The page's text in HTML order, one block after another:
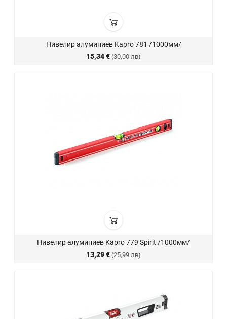
Нивелир алуминиев Kapro 781 /1000мм/
15,34 € (30,00 лв)
Нивелир алуминиев Kapro 779 Spirit /1000мм/
13,29 € (25,99 лв)